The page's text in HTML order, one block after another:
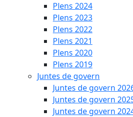
Plens 2024
Plens 2023
Plens 2022
Plens 2021
Plens 2020
Plens 2019
Juntes de govern
Juntes de govern
Juntes de govern
Juntes de govern